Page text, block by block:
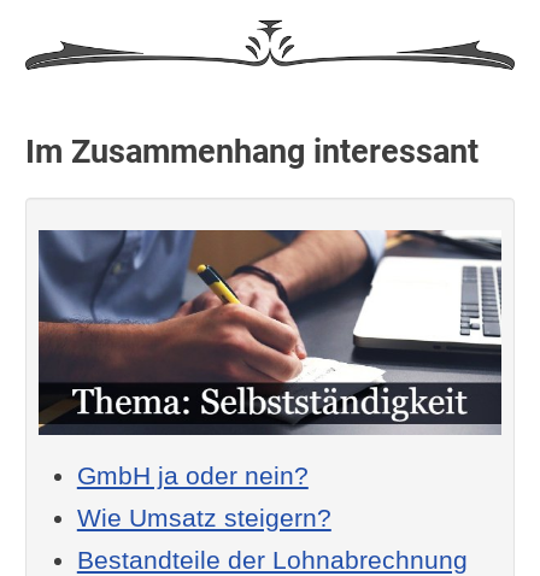
Im Zusammenhang interessant
GmbH ja oder nein?
Wie Umsatz steigern?
Bestandteile der Lohnabrechnung